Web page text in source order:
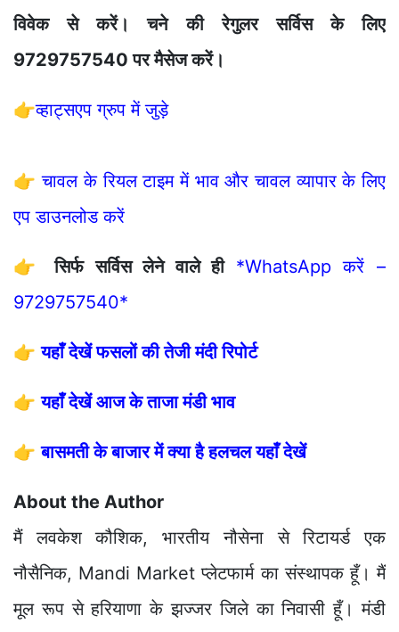
विवेक से करें। चने की रेगुलर सर्विस के लिए
9729757540 पर मैसेज करें।
👉व्हाट्सएप ग्रुप में जुड़े
👉चावल के रियल टाइम में भाव और चावल व्यापार के लिए
एप डाउनलोड करें
👉सिर्फ सर्विस लेने वाले ही *WhatsApp करें –
9729757540*
👉यहाँ देखें फसलों की तेजी मंदी रिपोर्ट
👉यहाँ देखें आज के ताजा मंडी भाव
👉बासमती के बाजार में क्या है हलचल यहाँ देखें
About the Author
मैं लवकेश कौशिक, भारतीय नौसेना से रिटायर्ड एक
नौसैनिक, Mandi Market प्लेटफार्म का संस्थापक हूँ। मैं
मूल रूप से हरियाणा के झज्जर जिले का निवासी हूँ। मंडी